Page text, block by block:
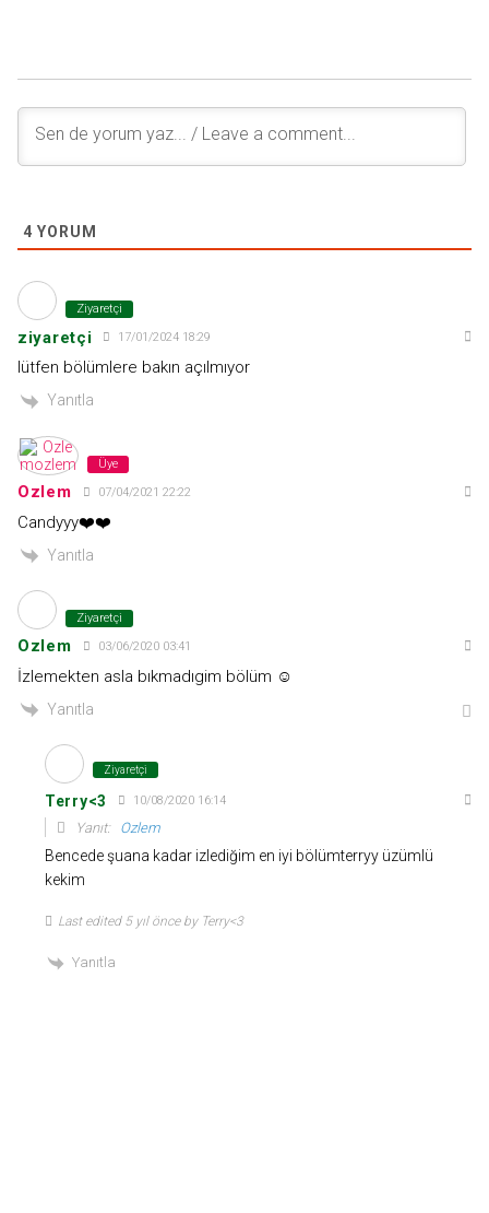
4 YORUM
Ziyaretçi
ziyaretçi 17/01/2024 18:29
lütfen bölümlere bakın açılmıyor
Yanıtla
Üye
Ozlem 07/04/2021 22:22
Candyyy❤️❤️
Yanıtla
Ziyaretçi
Ozlem 03/06/2020 03:41
İzlemekten asla bıkmadıgim bölüm ☺️
Yanıtla
Ziyaretçi
Terry<3 10/08/2020 16:14
Yanıt: Ozlem
Bencede şuana kadar izlediğim en iyi bölümterryy üzümlü
kekim
Last edited 5 yıl önce by Terry<3
Yanıtla